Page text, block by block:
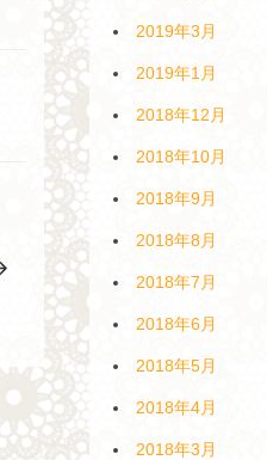
2019年3月
2019年1月
2018年12月
2018年10月
2018年9月
2018年8月
2018年7月
2018年6月
2018年5月
2018年4月
2018年3月